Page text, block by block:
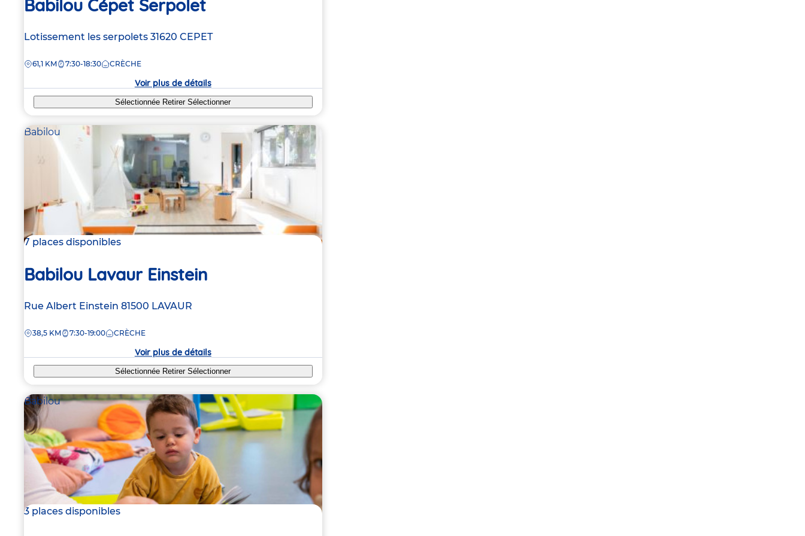
Babilou Cépet Serpolet
Adresse
la
Lotissement les serpolets 31620 CEPET
DISTANCE
61,1 KM 7:30-18:30 CRÈCHE
Voir plus de détails
Sélectionnée RetirerSélectionner
Babilou
7 places disponibles
Babilou Lavaur Einstein
Adresse
la
Rue Albert Einstein 81500 LAVAUR
DISTANCE
38,5 KM 7:30-19:00 CRÈCHE
Voir plus de détails
Sélectionnée RetirerSélectionner
Babilou
3 places disponibles